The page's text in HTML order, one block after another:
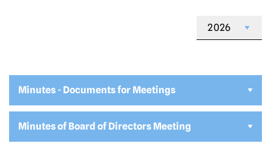
Minutes - Documents for Meetings
Minutes of Board of Directors Meeting